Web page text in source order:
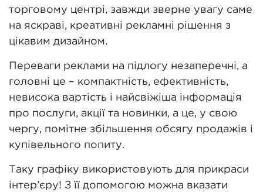
торговому центрі, завжди зверне увагу саме
на яскраві, креативні рекламні рішення з
цікавим дизайном.
Переваги реклами на підлогу незаперечні, а
головні це – компактність, ефективність,
невисока вартість і найсвіжіша інформація
про послуги, акції та новинки, а це, у свою
чергу, помітне збільшення обсягу продажів і
купівельного попиту.
Таку графіку використовують для прикраси
інтер’єру! З її допомогою можна вказати